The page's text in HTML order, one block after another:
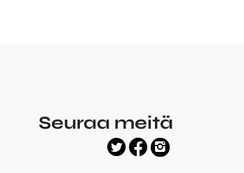
Seuraa meitä
twitter
facebook
instagram